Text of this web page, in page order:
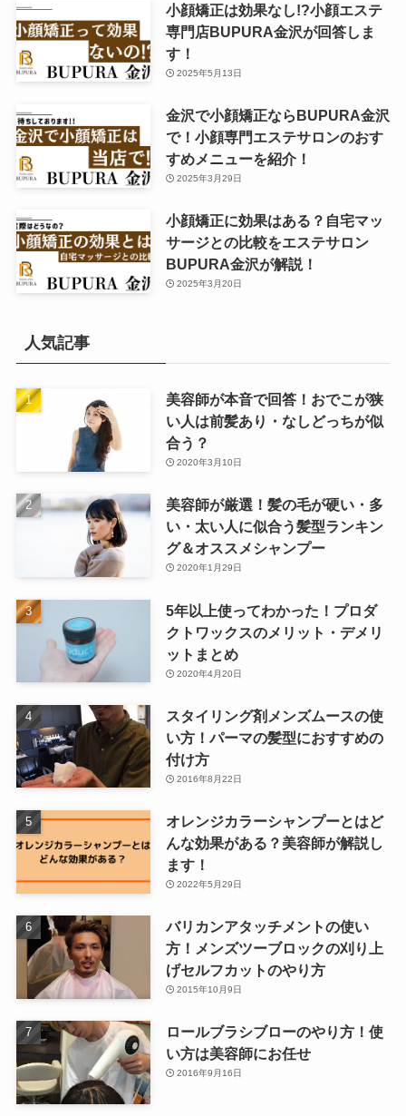
小顔矯正は効果なし!?小顔エステ
専門店BUPURA金沢が回答しま
す！
2025年5月13日
金沢で小顔矯正ならBUPURA金沢
で！小顔専門エステサロンのおす
すめメニューを紹介！
2025年3月29日
小顔矯正に効果はある？自宅マッ
サージとの比較をエステサロン
BUPURA金沢が解説！
2025年3月20日
人気記事
美容師が本音で回答！おでこが狭
い人は前髪あり・なしどっちが似
合う？
2020年3月10日
美容師が厳選！髪の毛が硬い・多
い・太い人に似合う髪型ランキン
グ＆オススメシャンプー
2020年1月29日
5年以上使ってわかった！プロダ
クトワックスのメリット・デメリ
ットまとめ
2020年4月20日
スタイリング剤メンズムースの使
い方！パーマの髪型におすすめの
付け方
2016年8月22日
オレンジカラーシャンプーとはど
んな効果がある？美容師が解説し
ます！
2022年5月29日
バリカンアタッチメントの使い
方！メンズツーブロックの刈り上
げセルフカットのやり方
2015年10月9日
ロールブラシブローのやり方！使
い方は美容師にお任せ
2016年9月16日